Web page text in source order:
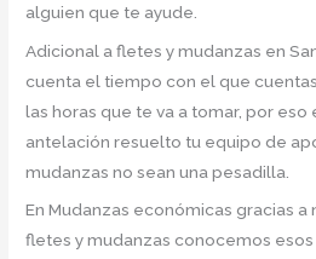
alguien que te ayude.
Adicional a fletes y mudanzas en
cuenta el tiempo con el que
las horas que te va a tomar, por
antelación resuelto tu equipo de
mudanzas no sean una pesadilla.
En Mudanzas económicas gracias
fletes y mudanzas conocemos